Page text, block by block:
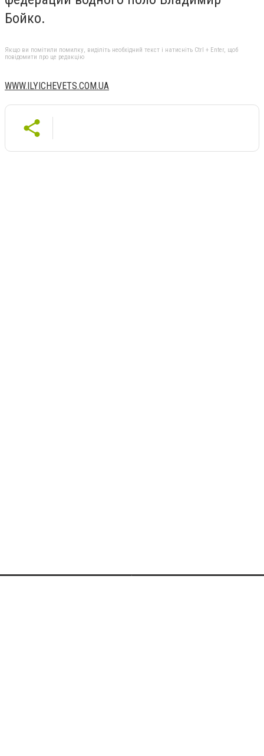
Бойко.
Якщо ви помітили помилку, виділіть необхідний текст і натисніть Ctrl + Enter, щоб
повідомити про це редакцію
WWW.ILYICHEVETS.COM.UA